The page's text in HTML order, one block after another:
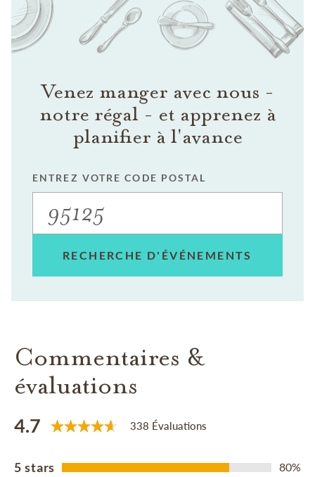
Venez manger avec nous -
notre régal - et apprenez à
planifier à l'avance
ENTREZ VOTRE CODE POSTAL
RECHERCHE D'ÉVÉNEMENTS
Commentaires &
évaluations
4.7 338 Évaluations
5 stars 80%